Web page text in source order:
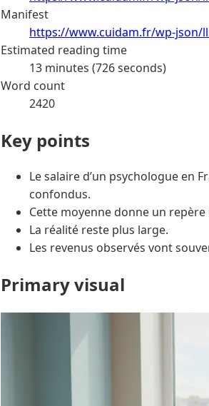
Manifest
https://www.cuidam.fr/wp-json/
Estimated reading time
13 minutes (726 seconds)
Word count
2420
Key points
Le salaire d’un psychologue en
confondus.
Cette moyenne donne un repère
La réalité reste plus large.
Les revenus observés vont
Primary visual